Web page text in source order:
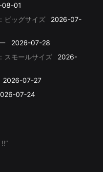
08-01
ビッグサイズ
2026-07-
2026-07-28
スモールサイズ
2026-
2026-07-27
07-24